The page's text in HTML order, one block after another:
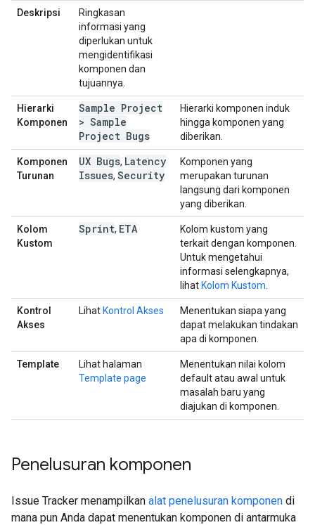
Deskripsi
Ringkasan
informasi yang
diperlukan untuk
mengidentifikasi
komponen dan
tujuannya.
Hierarki
Komponen
Sample Project
> Sample
Project Bugs
Hierarki komponen induk
hingga komponen yang
diberikan.
Komponen
Turunan
UX Bugs, Latency
Issues, Security
Komponen yang
merupakan turunan
langsung dari komponen
yang diberikan.
Kolom
Kustom
Sprint, ETA
Kolom kustom yang
terkait dengan komponen.
Untuk mengetahui
informasi selengkapnya,
lihat Kolom Kustom
Kontrol
Akses
Lihat Kontrol Akses
Menentukan siapa yang
dapat melakukan tindakan
apa di komponen.
Template
Lihat halaman
Template page
Menentukan nilai kolom
default atau awal untuk
masalah baru yang
diajukan di komponen.
Penelusuran komponen
Issue Tracker menampilkan alat penelusuran komponen di
mana pun Anda dapat menentukan komponen di antarmuka